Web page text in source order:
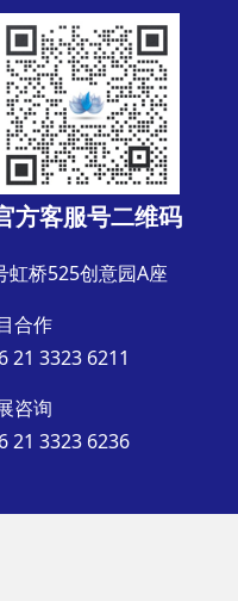
方客服号二维码
虹桥525创意园A座
合作
21 3323 6211
咨询
21 3323 6236